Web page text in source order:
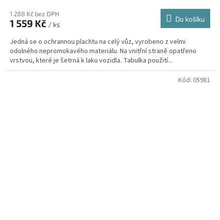
1 288 Kč bez DPH
1 559 Kč / ks
Do košíku
Jedná se o ochrannou plachtu na celý vůz, vyrobeno z velmi
odolného nepromokavého materiálu. Na vnitřní straně opatřeno
vrstvou, které je šetrná k laku vozidla. Tabulka použití...
Kód: 05981